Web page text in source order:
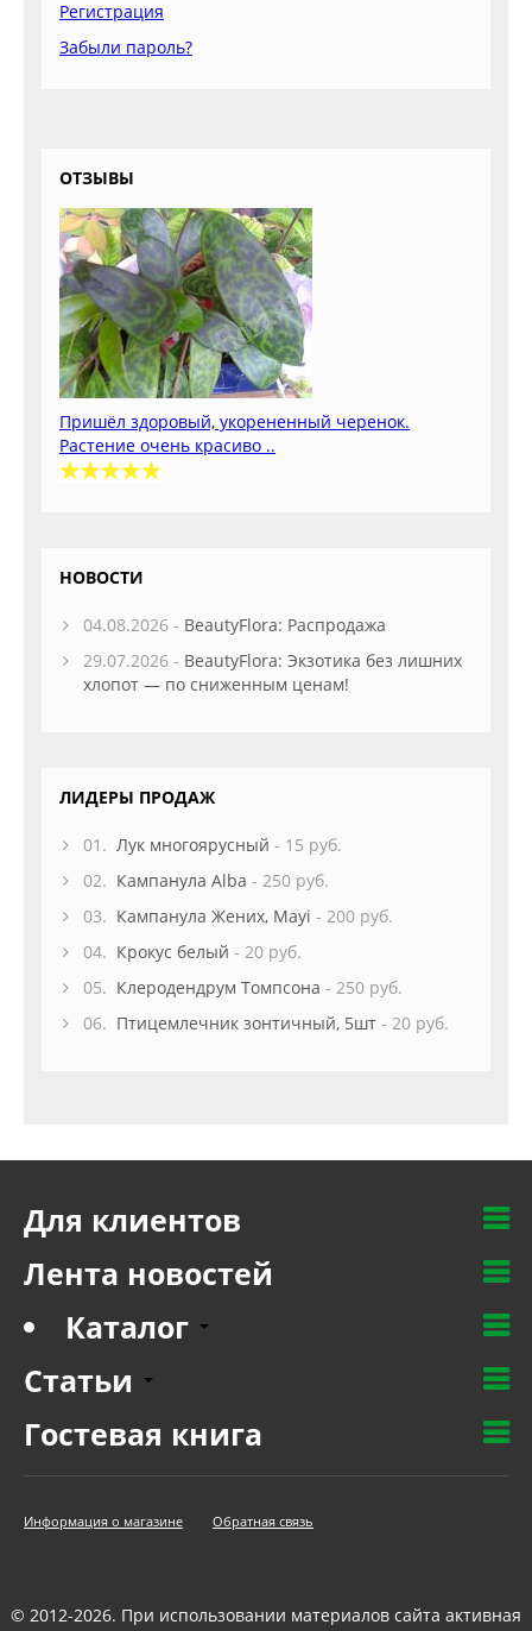
Регистрация
Забыли пароль?
ОТЗЫВЫ
Пришёл здоровый, укорененный черенок.
Растение очень красиво ..
НОВОСТИ
04.08.2026 - BeautyFlora: Распродажа
29.07.2026 - BeautyFlora: Экзотика без лишних
хлопот — по сниженным ценам!
ЛИДЕРЫ ПРОДАЖ
01. Лук многоярусный - 15 руб.
02. Кампанула Alba - 250 руб.
03. Кампанула Жених, Mayi - 200 руб.
04. Крокус белый - 20 руб.
05. Клеродендрум Томпсона - 250 руб.
06. Птицемлечник зонтичный, 5шт - 20 руб.
Для клиентов
Лента новостей
Каталог
Статьи
Гостевая книга
Информация о магазине Обратная связь
© 2012-2026. При использовании материалов сайта активная